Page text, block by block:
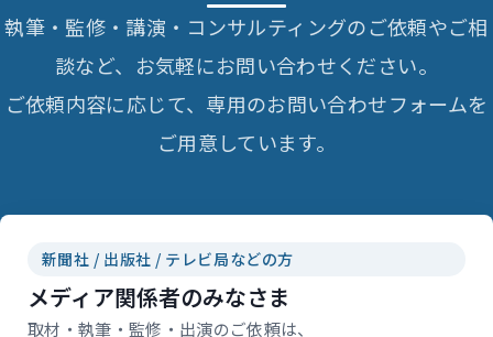
執筆・監修・講演・コンサルティングのご依頼やご相
談など、お気軽にお問い合わせください。
ご依頼内容に応じて、専用のお問い合わせフォームを
ご用意しています。
新聞社 / 出版社 / テレビ局などの方
メディア関係者のみなさま
取材・執筆・監修・出演のご依頼は、